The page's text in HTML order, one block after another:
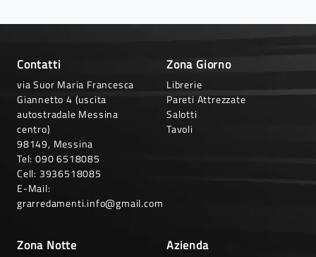
Contatti
via Suor Maria Francesca
Giannetto 4 (uscita
autostradale Messina
centro)
98149, Messina
Tel: 090 6518085
Cell: 3936518085
E-Mail:
grarredamenti.info@gmail.com
Zona Giorno
Librerie
Pareti Attrezzate
Salotti
Tavoli
Zona Notte Azienda